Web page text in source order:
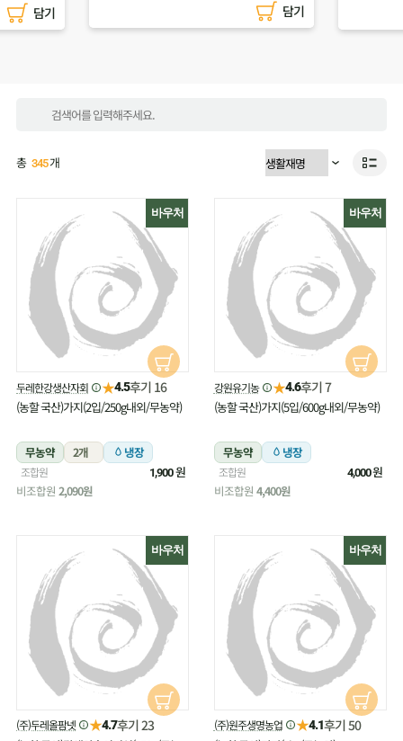
담기 담기
총 345 개
바우처
두레한강생산자회 ★4.5후기 16
(농할 국산)가지(2입/250g내외/무농약)
무농약 2개 냉장
조합원 1,900원
비조합원 2,090원
바우처
강원유기농 ★4.6후기 7
(농할 국산)가지(5입/600g내외/무농약)
무농약 냉장
조합원 4,000원
비조합원 4,400원
바우처
(주)두레올팜넷 ★4.7후기 23
바우처
(주)원주생명농업 ★4.1후기 50